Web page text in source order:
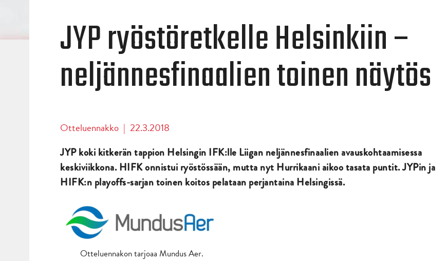
JYP ryöstöretkelle Helsinkiin –
neljännesfinaalien toinen näytös
Otteluennakko | 22.3.2018
JYP koki kitkerän tappion Helsingin IFK:lle Liigan neljännesfinaalien avauskohtaamisessa
keskiviikkona. HIFK onnistui ryöstössään, mutta nyt Hurrikaani aikoo tasata puntit. JYPin ja
HIFK:n playoffs-sarjan toinen koitos pelataan perjantaina Helsingissä.
Otteluennakon tarjoaa Mundus Aer.